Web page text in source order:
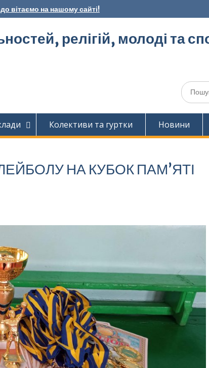
вітаємо на нашому сайті!
релігій, молоді та
Шукати:
Колективи та гуртки Новини
НА КУБОК ПАМ’ЯТІ